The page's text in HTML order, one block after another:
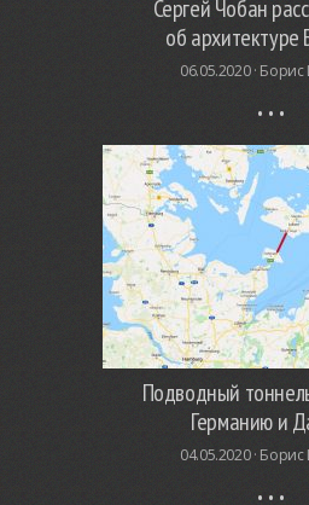
Сергей Чобан
об архитектуре
06.05.2020 · Борис
Подводный
Германию и
04.05.2020 · Борис